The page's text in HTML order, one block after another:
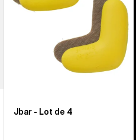
Jbar - Lot de 4